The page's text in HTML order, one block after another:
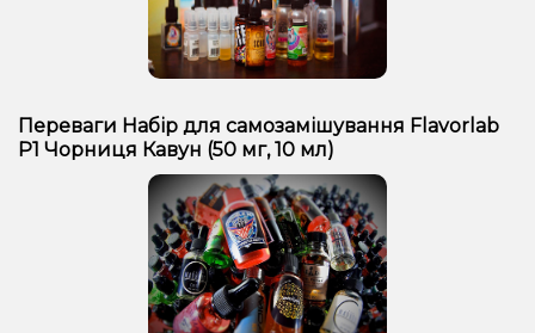
Переваги Набір для самозамішування Flavorlab
Р1 Чорниця Кавун (50 мг, 10 мл)